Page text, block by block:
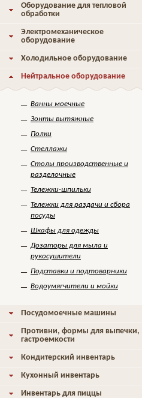
Оборудование для тепловой
обработки
Электромеханическое
оборудование
Холодильное оборудование
Нейтральное оборудование
Ванны моечные
Зонты вытяжные
Полки
Стеллажи
Столы производственные и
разделочные
Тележки-шпильки
Тележки для раздачи и сбора
посуды
Шкафы для одежды
Дозаторы для мыла и
рукосушители
Подставки и подтоварники
Водоумягчители и мойки
Посудомоечные машины
Противни, формы для выпечки,
гастроемкости
Кондитерский инвентарь
Кухонный инвентарь
Инвентарь для пиццы